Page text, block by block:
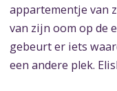
appartementje van
van zijn oom op de
gebeurt er iets
een andere plek.